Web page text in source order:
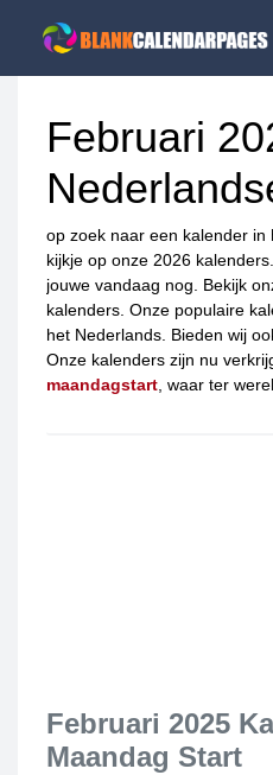
Februari
op zoek naar een kalender in
kijkje op onze 2026
jouwe vandaag nog. Bekijk
kalenders. Onze populaire
het Nederlands. Bieden wij
Onze kalenders zijn nu
maandagstart , waar ter
Februari 2025
Maandag Start